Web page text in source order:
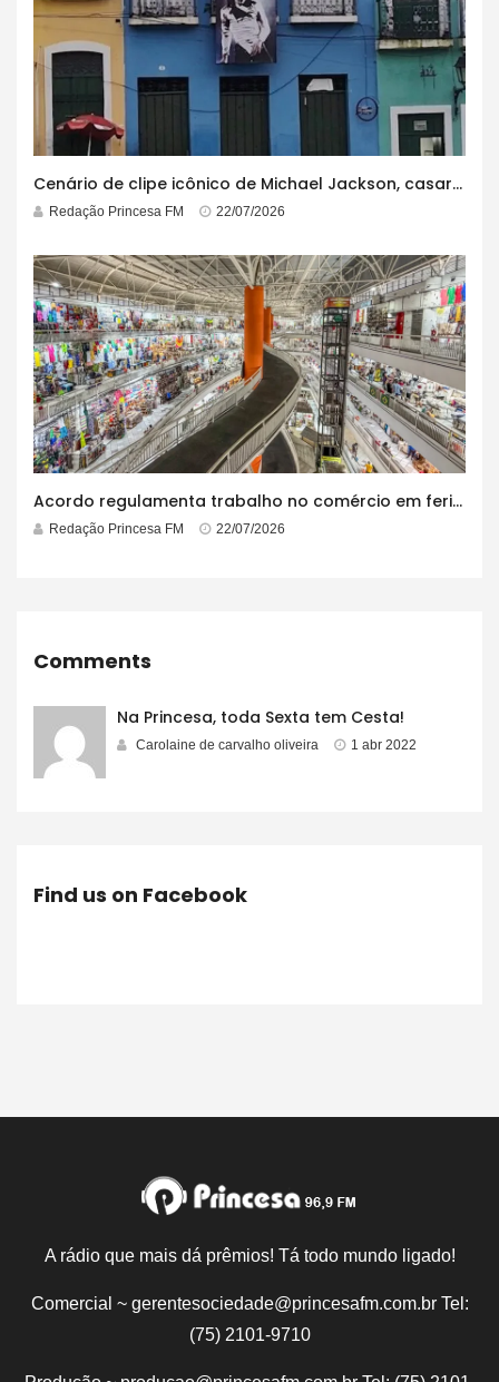
Cenário de clipe icônico de Michael Jackson, casarão azul no centro do Pelourinho enfrenta ordem de desocupação
Redação Princesa FM 22/07/2026
Acordo regulamenta trabalho no comércio em feriados
Redação Princesa FM 22/07/2026
Comments
Na Princesa, toda Sexta tem Cesta!
Carolaine de carvalho oliveira 1 abr 2022
Find us on Facebook
A rádio que mais dá prêmios! Tá todo mundo ligado!
Comercial ~ gerentesociedade@princesafm.com.br Tel:
(75) 2101-9710